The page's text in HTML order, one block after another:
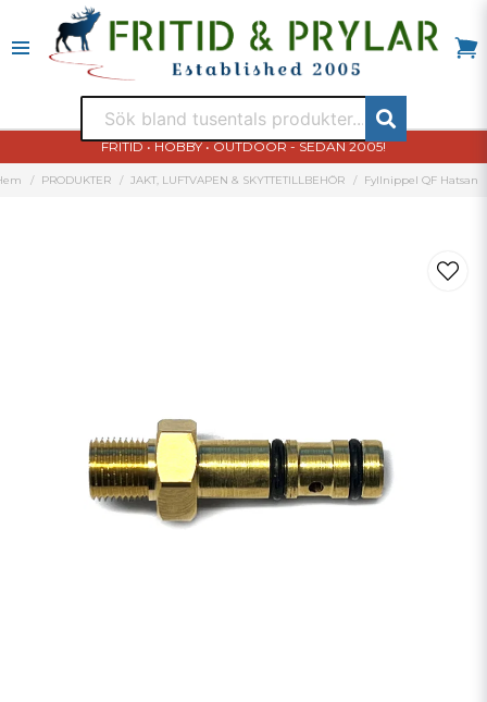
FRITID • HOBBY • OUTDOOR - SEDAN 2005!
PRODUKTER JAKT, LUFTVAPEN & SKYTTETILLBEHÖR Fyllnippel QF Hatsan